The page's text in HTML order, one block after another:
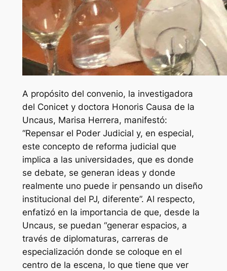
A propósito del convenio, la investigadora
del Conicet y doctora Honoris Causa de la
Uncaus, Marisa Herrera, manifestó:
“Repensar el Poder Judicial y, en especial,
este concepto de reforma judicial que
implica a las universidades, que es donde
se debate, se generan ideas y donde
realmente uno puede ir pensando un diseño
institucional del PJ, diferente”. Al respecto,
enfatizó en la importancia de que, desde la
Uncaus, se puedan “generar espacios, a
través de diplomaturas, carreras de
especialización donde se coloque en el
centro de la escena, lo que tiene que ver